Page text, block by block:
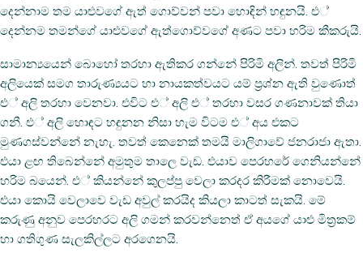
දෙන්නාම තම යාළුවගේ ඇත් ගොව්වන් පවා හොඳින් හඳුනයි. එ්
දෙන්නම තමන්ගේ යාළුවගේ ඇත්ගොව්වගේ අණට පවා හරිම කීකරුයි.
සාමාන්‍යයෙන් බොහෝ තරහා ඇතිකර ගන්නේ පිරිමි අලින්. තවත් පිරිමි
අලියෙක් සමග තාරුණ්‍යයට හා නායකත්වයට යම් ප‍්‍රශ්න ඇති වුණොත්
එ් අලි තරහා වෙනවා. එවිට එ් අලි එ් තරහා වසර ගණනාවක් තියා
ගනී. එ් අලි හොඳට හඳුනන නිසා හැම විටම එ් අය එකට
මුණගස්වන්නේ නැහැ. තවත් කෙනෙක් තමයි මාලිගාවේ ජනරාජා ඇතා.
එයා ළඟ තිබෙන්නේ අමුතුම තාලෙ වැඩ. එයාව පෙරහරේ ගෙනියන්නේ
හරිම බයෙන්. එ් කියන්නේ කුලප්පු වෙලා කරදර කිරීමක් නොවෙයි.
එයා කොයි වෙලාවෙ වැඩ අවුල් කරයිද කියලා කාටත් සැකයි. මේ
කරුණු අනුව පෙරහරට අලි ගමන් කරවන්නෙත් ඒ අයගේ යාළු මිත‍්‍රකම්
හා ගතිගුණ සැලකිල්ලට අරගෙනයි.